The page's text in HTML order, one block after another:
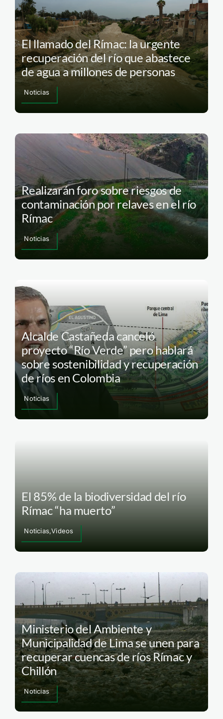
El llamado del Rímac: la urgente
recuperación del río que abastece
de agua a millones de personas
Noticias
Realizarán foro sobre riesgos de
contaminación por relaves en el río
Rímac
Noticias
Alcalde Castañeda canceló
proyecto “Río Verde” pero hablará
sobre sostenibilidad y recuperación
de ríos en Colombia
Noticias
El 85% de la biodiversidad del río
Rímac “ha muerto”
Noticias,Videos
Ministerio del Ambiente y
Municipalidad de Lima se unen para
recuperar cuencas de ríos Rímac y
Chillón
Noticias